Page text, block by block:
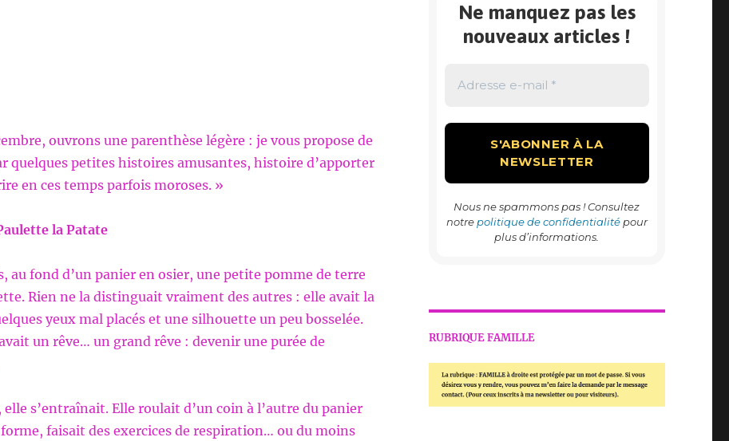
ouvrons une parenthèse légère : je vous propose de
quelques petites histoires amusantes, histoire d’apporter
en ces temps parfois moroses. »
la Patate
au fond d’un panier en osier, une petite pomme de terre
Rien ne la distinguait vraiment des autres : elle avait la
yeux mal placés et une silhouette un peu bosselée.
un rêve… un grand rêve : devenir une purée de
s’entraînait. Elle roulait d’un coin à l’autre du panier
faisait des exercices de respiration… ou du moins
Ne manquez pas les
nouveaux articles !
Nous ne spammons pas ! Consultez
notre politique de confidentialitépour
plus d’informations.
RUBRIQUE FAMILLE